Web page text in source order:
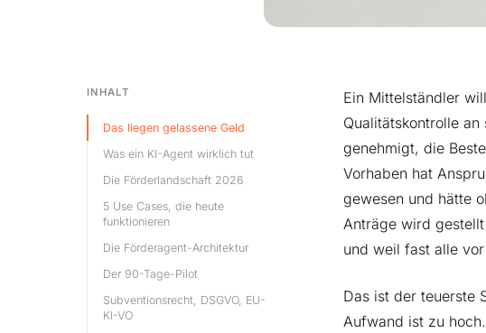
INHALT
Das liegen gelassene Geld
Was ein KI-Agent wirklich tut
Die Förderlandschaft 2026
5 Use Cases, die heute
funktionieren
Die Förderagent-Architektur
Der 90-Tage-Pilot
Subventionsrecht, DSGVO, EU-
KI-VO
Ein Mittelständler
Qualitätskontrolle
genehmigt, die
Vorhaben hat
gewesen und hätte
Anträge wird
und weil fast alle
Das ist der teuerste
Aufwand ist zu